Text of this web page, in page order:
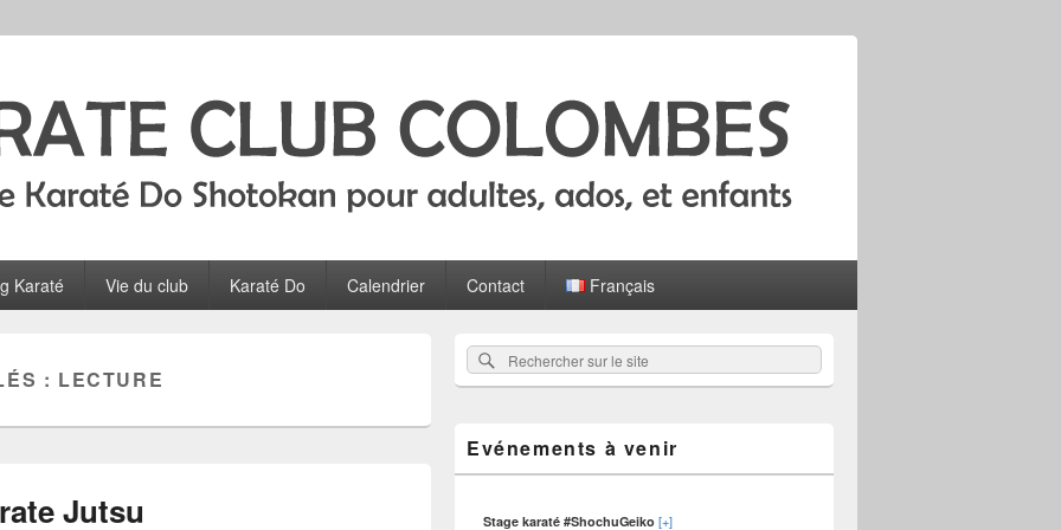
Karaté Vie du club Karaté Do Calendrier Contact Français
: LECTURE
Jutsu
Zone
principale
de
barre
Rechercher :
Rechercher
sur
site
Evénements à venir
Stage karaté #ShochuGeiko [+]